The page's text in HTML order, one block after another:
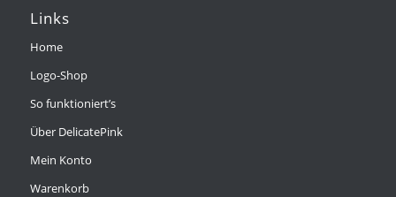
Links
Home
Logo-Shop
So funktioniert’s
Über DelicatePink
Mein Konto
Warenkorb